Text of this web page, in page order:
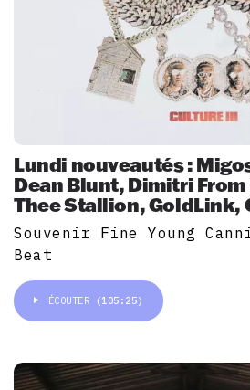
Lundi nouveautés :
Dean Blunt, Dimitri From
Thee Stallion, GoldLink,
Souvenir Fine Young
Beat
ÉCOUTER (105:25)